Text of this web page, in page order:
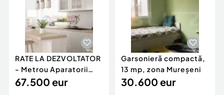
RATE LA DEZVOLTATOR
- Metrou Aparatorii
Patriei -
67.500 eur
Garsonieră compactă,
13 mp, zona Mureșeni
30.600 eur